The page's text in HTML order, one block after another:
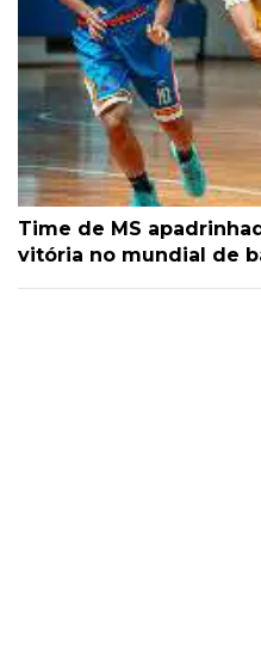
Time de MS
vitória no mundial de